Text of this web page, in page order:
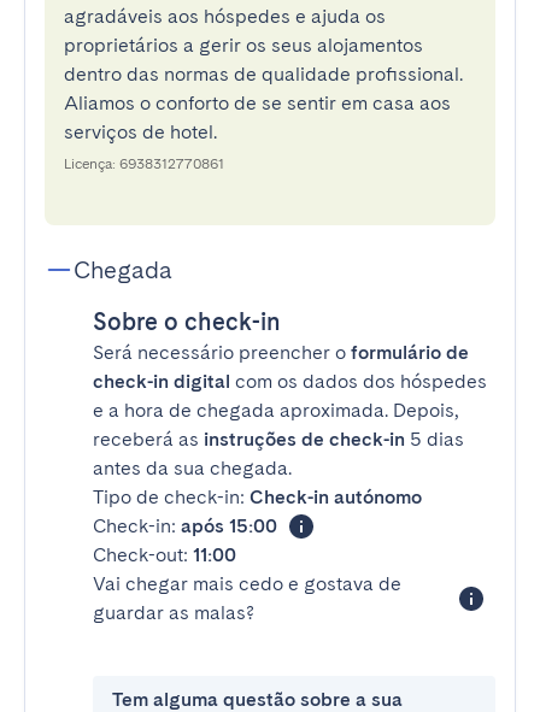
agradáveis aos hóspedes e ajuda os
proprietários a gerir os seus alojamentos
dentro das normas de qualidade profissional.
Aliamos o conforto de se sentir em casa aos
serviços de hotel.
Licença: 6938312770861
Chegada
Sobre o check-in
Será necessário preencher o formulário de
check-in digital com os dados dos hóspedes
e a hora de chegada aproximada. Depois,
receberá as instruções de check-in 5 dias
antes da sua chegada.
Tipo de check-in: Check-in autónomo
Check-in: após 15:00
Check-out: 11:00
Vai chegar mais cedo e gostava de
guardar as malas?
Tem alguma questão sobre a sua